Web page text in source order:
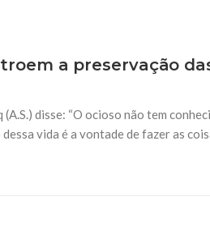
a preservação
disse: “O ocioso não tem
dessa vida é a vontade de fazer as